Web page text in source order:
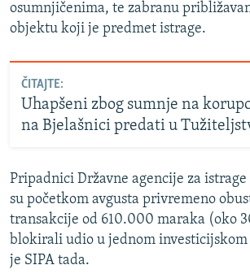
osumnjičenima, te zabranu
objektu koji je predmet istrage.
ČITAJTE:
Uhapšeni zbog sumnje na
na Bjelašnici predati u
Pripadnici Državne agencije za
su početkom avgusta privremeno
transakcije od 610.000 maraka (oko
blokirali udio u jednom
je SIPA tada.